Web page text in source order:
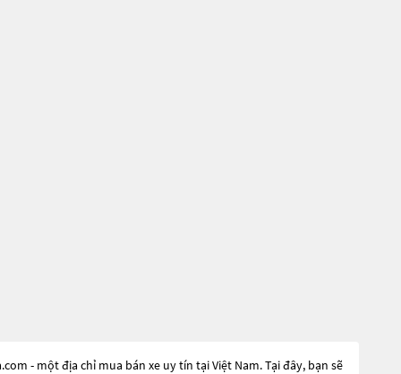
- một địa chỉ mua bán xe uy tín tại Việt Nam. Tại đây, bạn sẽ